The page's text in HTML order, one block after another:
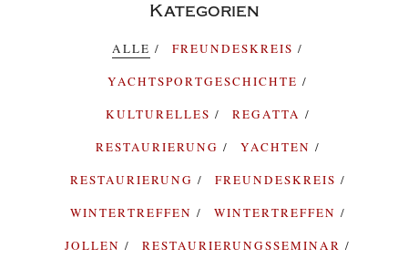
Kategorien
ALLE
FREUNDESKREIS
YACHTSPORTGESCHICHTE
KULTURELLES
REGATTA
RESTAURIERUNG
YACHTEN
RESTAURIERUNG
FREUNDESKREIS
WINTERTREFFEN
WINTERTREFFEN
JOLLEN
RESTAURIERUNGSSEMINAR